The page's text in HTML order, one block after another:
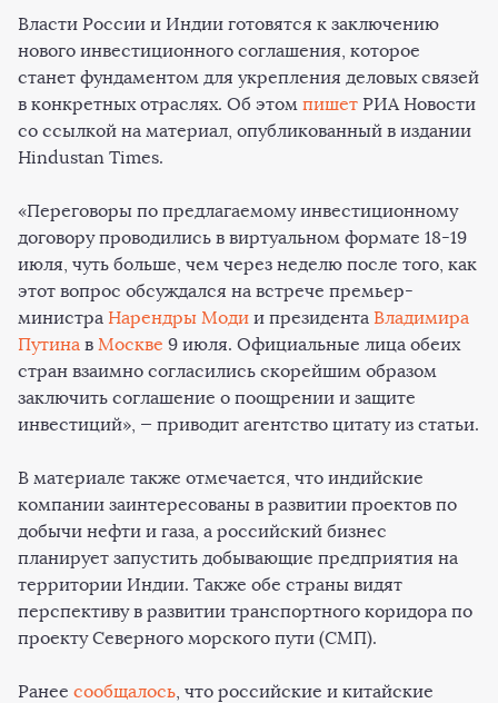
Власти России и Индии готовятся к заключению
нового инвестиционного соглашения, которое
станет фундаментом для укрепления деловых связей
в конкретных отраслях. Об этом пишет РИА Новости
со ссылкой на материал, опубликованный в издании
Hindustan Times.
«Переговоры по предлагаемому инвестиционному
договору проводились в виртуальном формате 18-19
июля, чуть больше, чем через неделю после того, как
этот вопрос обсуждался на встрече премьер-
министра Нарендры Моди и президента Владимира
Путина в Москве 9 июля. Официальные лица обеих
стран взаимно согласились скорейшим образом
заключить соглашение о поощрении и защите
инвестиций», — приводит агентство цитату из статьи.
В материале также отмечается, что индийские
компании заинтересованы в развитии проектов по
добычи нефти и газа, а российский бизнес
планирует запустить добывающие предприятия на
территории Индии. Также обе страны видят
перспективу в развитии транспортного коридора по
проекту Северного морского пути (СМП).
Ранее сообщалось, что российские и китайские